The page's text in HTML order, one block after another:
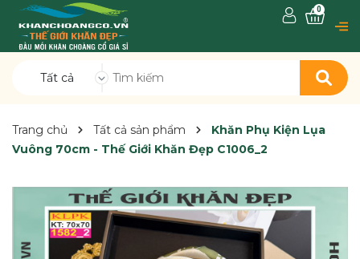
Tất cả
0
Trang chủ Tất cả sản phẩm
Khăn Phụ Kiện Lụa
Vuông 70cm - Thế Giới Khăn Đẹp C1006_2